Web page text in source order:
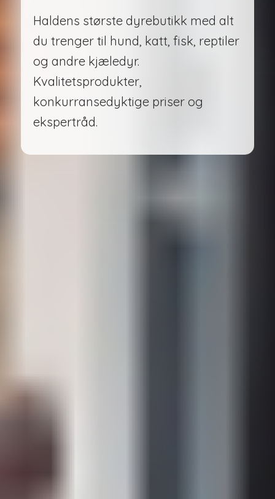
Haldens største dyrebutikk med alt
du trenger til hund, katt, fisk, reptiler
og andre kjæledyr.
Kvalitetsprodukter,
konkurransedyktige priser og
ekspertråd.